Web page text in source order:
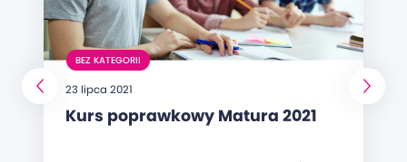
BEZ KATEGORII
23 lipca 2021
Kurs poprawkowy Matura 2021